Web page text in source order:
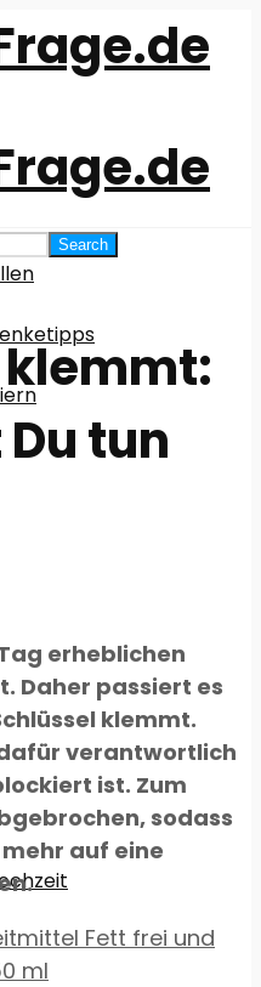
Search
tun
erheblichen
Daher passiert es
klemmt.
verantwortlich
ist. Zum
sodass
auf eine